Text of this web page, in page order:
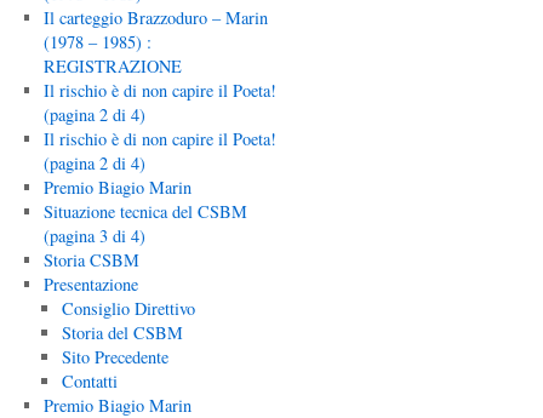
Il carteggio Brazzoduro – Marin
(1978 – 1985) :
REGISTRAZIONE
Il rischio è di non capire il Poeta!
(pagina 2 di 4)
Il rischio è di non capire il Poeta!
(pagina 2 di 4)
Premio Biagio Marin
Situazione tecnica del CSBM
(pagina 3 di 4)
Storia CSBM
Presentazione
Consiglio Direttivo
Storia del CSBM
Sito Precedente
Contatti
Premio Biagio Marin